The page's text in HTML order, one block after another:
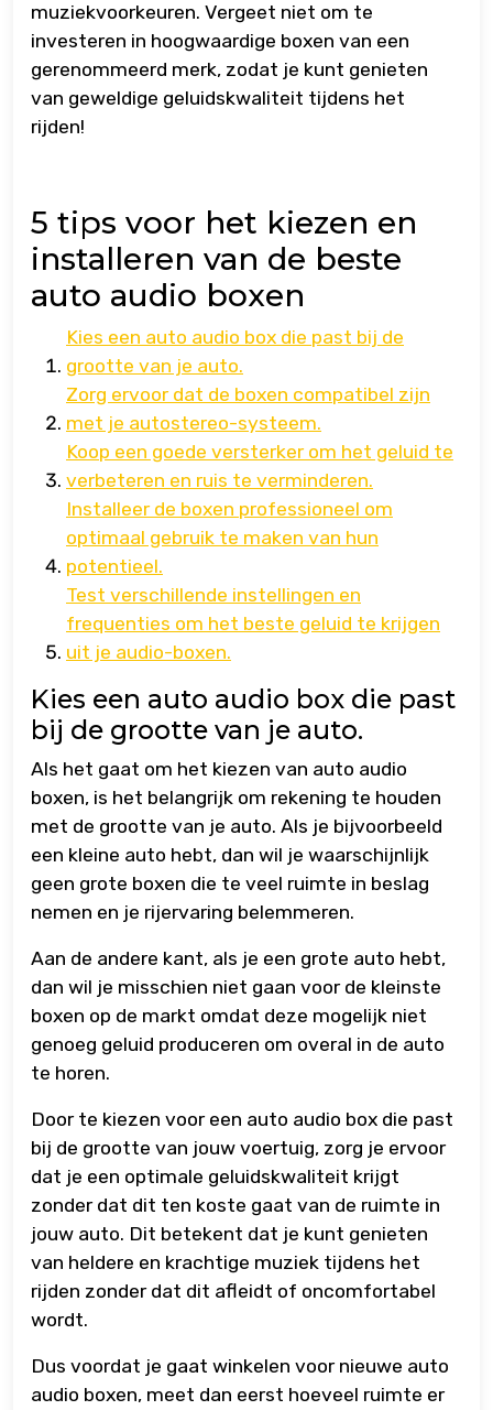
muziekvoorkeuren. Vergeet niet om te
investeren in hoogwaardige boxen van een
gerenommeerd merk, zodat je kunt genieten
van geweldige geluidskwaliteit tijdens het
rijden!
5 tips voor het kiezen en
installeren van de beste
auto audio boxen
Kies een auto audio box die past bij de
grootte van je auto.
Zorg ervoor dat de boxen compatibel zijn
met je autostereo-systeem.
Koop een goede versterker om het geluid te
verbeteren en ruis te verminderen.
Installeer de boxen professioneel om
optimaal gebruik te maken van hun
potentieel.
Test verschillende instellingen en
frequenties om het beste geluid te krijgen
uit je audio-boxen.
Kies een auto audio box die past
bij de grootte van je auto.
Als het gaat om het kiezen van auto audio
boxen, is het belangrijk om rekening te houden
met de grootte van je auto. Als je bijvoorbeeld
een kleine auto hebt, dan wil je waarschijnlijk
geen grote boxen die te veel ruimte in beslag
nemen en je rijervaring belemmeren.
Aan de andere kant, als je een grote auto hebt,
dan wil je misschien niet gaan voor de kleinste
boxen op de markt omdat deze mogelijk niet
genoeg geluid produceren om overal in de auto
te horen.
Door te kiezen voor een auto audio box die past
bij de grootte van jouw voertuig, zorg je ervoor
dat je een optimale geluidskwaliteit krijgt
zonder dat dit ten koste gaat van de ruimte in
jouw auto. Dit betekent dat je kunt genieten
van heldere en krachtige muziek tijdens het
rijden zonder dat dit afleidt of oncomfortabel
wordt.
Dus voordat je gaat winkelen voor nieuwe auto
audio boxen, meet dan eerst hoeveel ruimte er